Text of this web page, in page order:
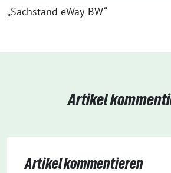
„Sachstand eWay-BW“
Artikel
Artikel kommentieren